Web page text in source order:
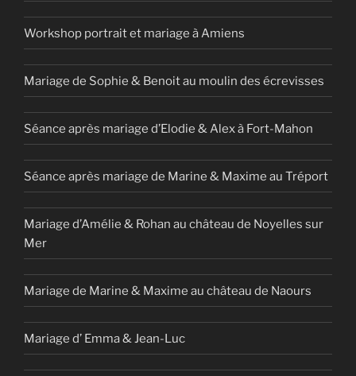
Workshop portrait et mariage à Amiens
Mariage de Sophie & Benoit au moulin des écrevisses
Séance après mariage d’Elodie & Alex à Fort-Mahon
Séance après mariage de Marine & Maxime au Tréport
Mariage d’Amélie & Rohan au château de Noyelles sur
Mer
Mariage de Marine & Maxime au château de Naours
Mariage d’ Emma & Jean-Luc